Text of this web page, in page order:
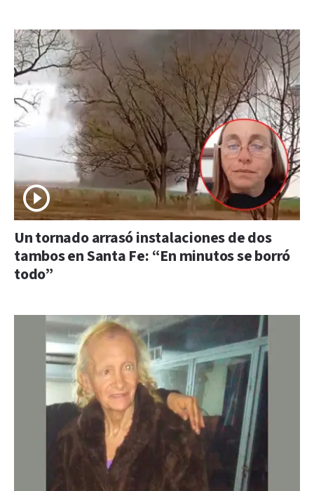
Un tornado arrasó instalaciones de dos
tambos en Santa Fe: “En minutos se borró
todo”